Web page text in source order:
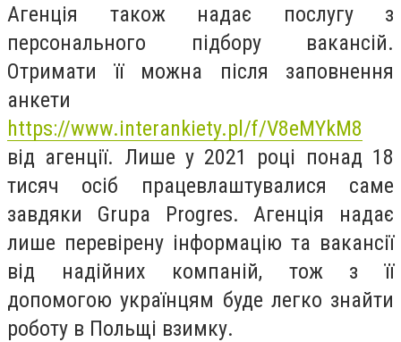
Агенція також надає послугу з
персонального підбору вакансій.
Отримати її можна після заповнення
анкети
https://www.interankiety.pl/f/V8eMYkM8
від агенції. Лише у 2021 році понад 18
тисяч осіб працевлаштувалися саме
завдяки Grupa Progres. Агенція надає
лише перевірену інформацію та вакансії
від надійних компаній, тож з її
допомогою українцям буде легко знайти
роботу в Польщі взимку.